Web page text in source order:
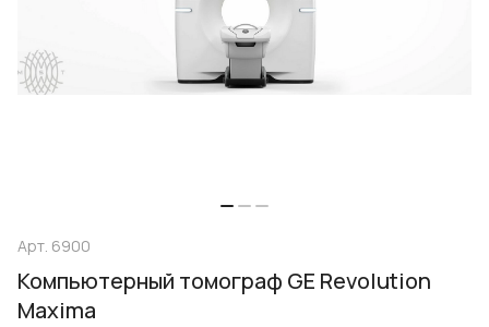
Арт. 6900
Компьютерный томограф GE Revolution
Maxima